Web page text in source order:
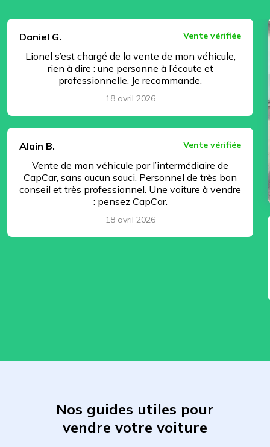
Daniel G.
Vente vérifiée
Lionel s’est chargé de la vente de mon véhicule,
rien à dire : une personne à l’écoute et
professionnelle. Je recommande.
18 avril 2026
Alain B. Vente vérifiée
Vente de mon véhicule par l’intermédiaire de
CapCar, sans aucun souci. Personnel de très bon
conseil et très professionnel. Une voiture à vendre
: pensez CapCar.
18 avril 2026
Nos guides utiles pour
vendre votre voiture